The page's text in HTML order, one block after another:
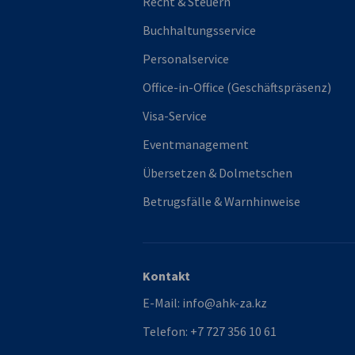
Buchhaltungsservice
Personalservice
Office-in-Office (Geschäftspräsenz)
Visa-Service
Eventmanagement
Übersetzen & Dolmetschen
Betrugsfälle & Warnhinweise
Kontakt
E-Mail: info@ahk-za.kz
Telefon: +7 727 356 10 61